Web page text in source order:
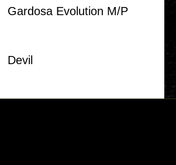
Gardosa Evo­lu­ti­on M/P
Devil